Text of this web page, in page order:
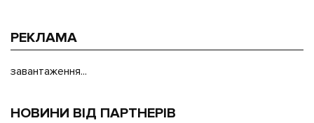
РЕКЛАМА
завантаження...
НОВИНИ ВІД ПАРТНЕРІВ